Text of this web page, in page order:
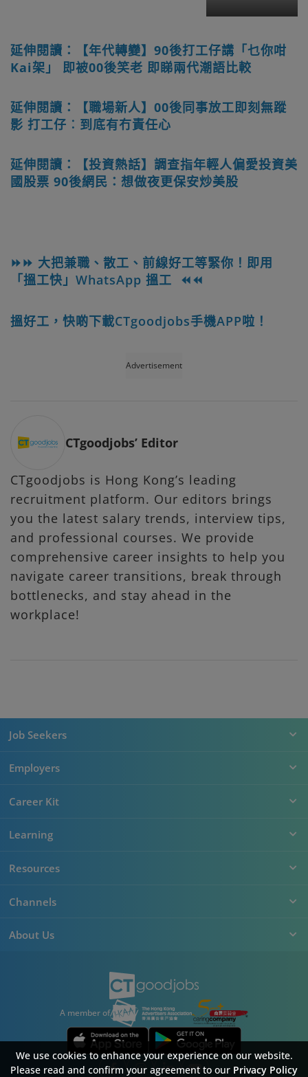
延伸閱讀：【年代轉變】90後打工仔講「乜你咁
Kai架」 即被00後笑老 即睇兩代潮語比較
延伸閱讀：【職場新人】00後同事放工即刻無蹤
影 打工仔︰到底有冇責任心
延伸閱讀：【投資熱話】調查指年輕人偏愛投資美
國股票 90後網民：想做夜更保安炒美股
⏩⏩ 大把兼職、散工、前線好工等緊你！即用
「搵工快」WhatsApp 搵工 ⏪⏪
搵好工，快啲下載CTgoodjobs手機APP啦！
Advertisement
CTgoodjobs’ Editor
CTgoodjobs is Hong Kong’s leading
recruitment platform. Our editors brings
you the latest salary trends, interview tips,
and professional courses. We provide
comprehensive career insights to help you
navigate career transitions, break through
bottlenecks, and stay ahead in the
workplace!
Job Seekers
Employers
Career Kit
Learning
Resources
Channels
About Us
A member of
We use cookies to enhance your experience on our website.
Please read and confirm your agreement to our Privacy Policy